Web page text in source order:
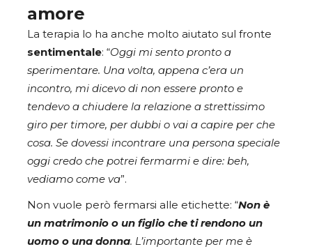
amore
La terapia lo ha anche molto aiutato sul fronte
sentimentale: “Oggi mi sento pronto a
sperimentare. Una volta, appena c’era un
incontro, mi dicevo di non essere pronto e
tendevo a chiudere la relazione a strettissimo
giro per timore, per dubbi o vai a capire per che
cosa. Se dovessi incontrare una persona speciale
oggi credo che potrei fermarmi e dire: beh,
vediamo come va”.
Non vuole però fermarsi alle etichette: “Non è
un matrimonio o un figlio che ti rendono un
uomo o una donna. L’importante per me è